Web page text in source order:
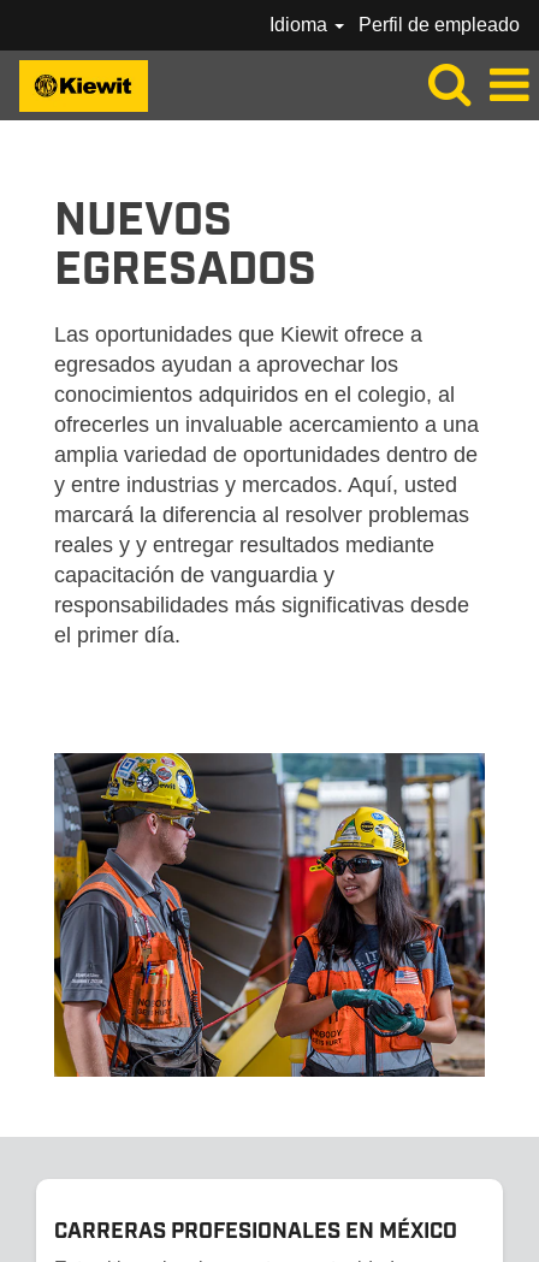
Idioma Perfil de empleado
NUEVOS
EGRESADOS
Las oportunidades que Kiewit ofrece a
egresados ayudan a aprovechar los
conocimientos adquiridos en el colegio, al
ofrecerles un invaluable acercamiento a una
amplia variedad de oportunidades dentro de
y entre industrias y mercados. Aquí, usted
marcará la diferencia al resolver problemas
reales y y entregar resultados mediante
capacitación de vanguardia y
responsabilidades más significativas desde
el primer día.
CARRERAS PROFESIONALES EN MÉXICO